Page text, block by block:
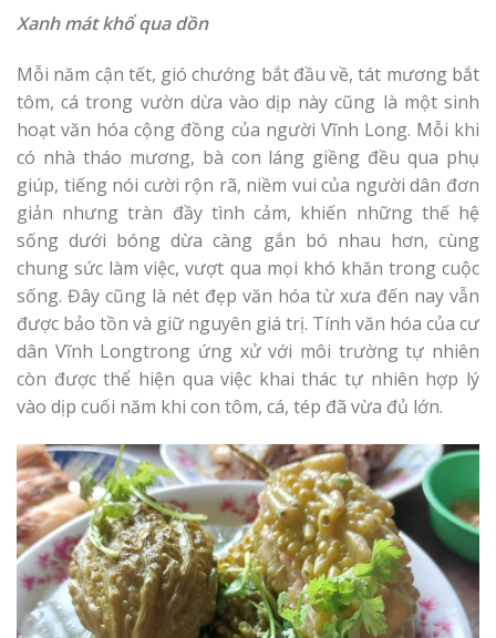
Xanh mát khổ qua dồn
Mỗi năm cận tết, gió chướng bắt đầu về, tát mương bắt
tôm, cá trong vườn dừa vào dịp này cũng là một sinh
hoạt văn hóa cộng đồng của người Vĩnh Long. Mỗi khi
có nhà tháo mương, bà con láng giềng đều qua phụ
giúp, tiếng nói cười rộn rã, niềm vui của người dân đơn
giản nhưng tràn đầy tình cảm, khiến những thế hệ
sống dưới bóng dừa càng gắn bó nhau hơn, cùng
chung sức làm việc, vượt qua mọi khó khăn trong cuộc
sống. Đây cũng là nét đẹp văn hóa từ xưa đến nay vẫn
được bảo tồn và giữ nguyên giá trị. Tính văn hóa của cư
dân Vĩnh Longtrong ứng xử với môi trường tự nhiên
còn được thể hiện qua việc khai thác tự nhiên hợp lý
vào dịp cuối năm khi con tôm, cá, tép đã vừa đủ lớn.